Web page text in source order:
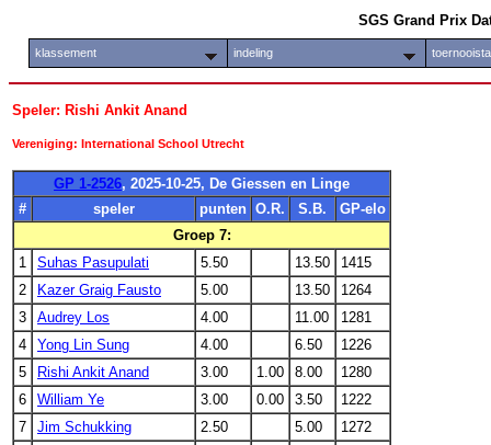
SGS Grand Prix
klassement indeling
Speler: Rishi Ankit Anand
Vereniging: International School Utrecht
GP 1-2526, 2025-10-25, De Giessen en Linge
#
speler punten O.R. S.B.
GP-elo
Groep 7:
1
Suhas Pasupulati 5.50 13.50
1415
2
Kazer Graig Fausto 5.00 13.50
1264
3
Audrey Los 4.00 11.00
1281
4
Yong Lin Sung 4.00 6.50
1226
5
Rishi Ankit Anand 3.00 1.00 8.00
1280
6
William Ye 3.00 0.00 3.50
1222
7
Jim Schukking 2.50 5.00
1272